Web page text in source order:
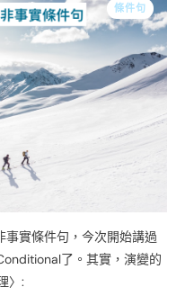
條件句
事實條件句，今次開始講過
了。其實，演變的
〉: